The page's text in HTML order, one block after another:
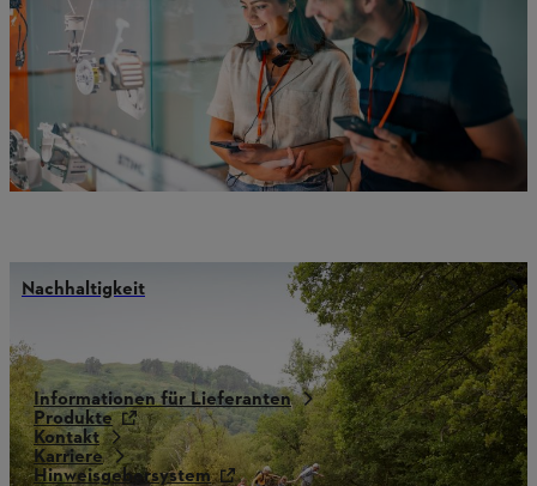
Nachhaltigkeit
Informationen für Lieferanten
Produkte
Kontakt
Karriere
Hinweisgebersystem